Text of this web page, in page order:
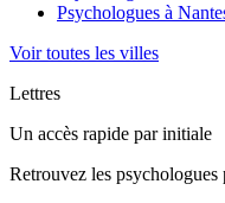
Psychologues à
Voir toutes les villes
Lettres
Un accès rapide par initiale
Retrouvez les psychologues